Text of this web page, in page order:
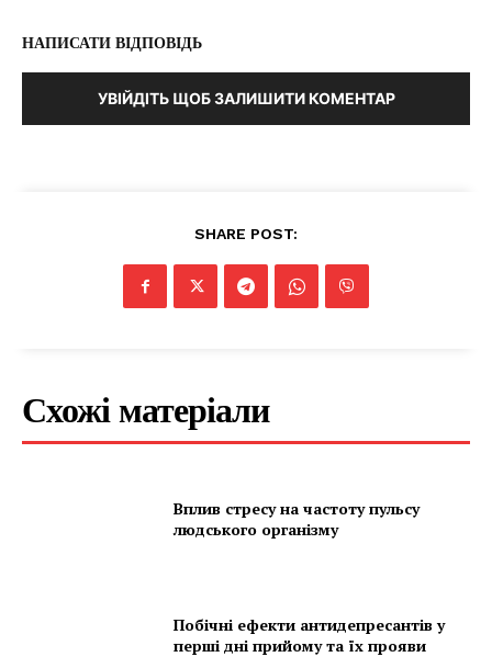
НАПИСАТИ ВІДПОВІДЬ
УВІЙДІТЬ ЩОБ ЗАЛИШИТИ КОМЕНТАР
SHARE POST:
Схожі матеріали
Вплив стресу на частоту пульсу
людського організму
Побічні ефекти антидепресантів у
перші дні прийому та їх прояви